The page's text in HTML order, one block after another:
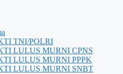
TNI/POLRI
LULUS MURNI CPNS
LULUS MURNI PPPK
LULUS MURNI SNBT